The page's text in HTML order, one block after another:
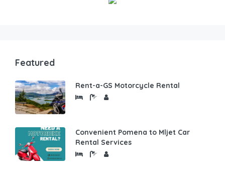
Featured
Rent-a-GS Motorcycle Rental
Convenient Pomena to Mljet Car
Rental Services